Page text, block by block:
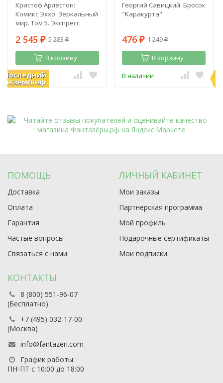
Последний
экземпляр
Кристоф Арлестон:
Комикс Эххо. Зеркальный
мир. Том 5. Экспресс
Призрак в Пекине
2 545 ₽ 5 283₽
В корзину
В наличии
Георгий Савицкий: Бросок
"Каракурта"
476 ₽ 1 249₽
В корзину
В наличии
ПОМОЩЬ
Доставка
Оплата
Гарантия
Частые вопросы
Связаться с нами
ЛИЧНЫЙ КАБИНЕТ
Мои заказы
Партнерская программа
Мой профиль
Подарочные сертификаты
Мои подписки
КОНТАКТЫ
8 (800) 551-96-07
(Бесплатно)
+7 (495) 032-17-00
(Москва)
info@fantazeri.com
График работы:
ПН-ПТ с 10:00 до 18:00